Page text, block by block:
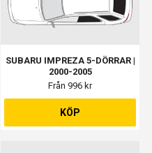
SUBARU IMPREZA 5-DÖRRAR |
2000-2005
Från 996 kr
KÖP